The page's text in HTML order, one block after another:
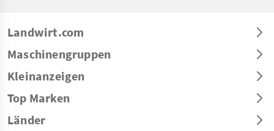
Landwirt.com
Maschinengruppen
Kleinanzeigen
Top Marken
Länder